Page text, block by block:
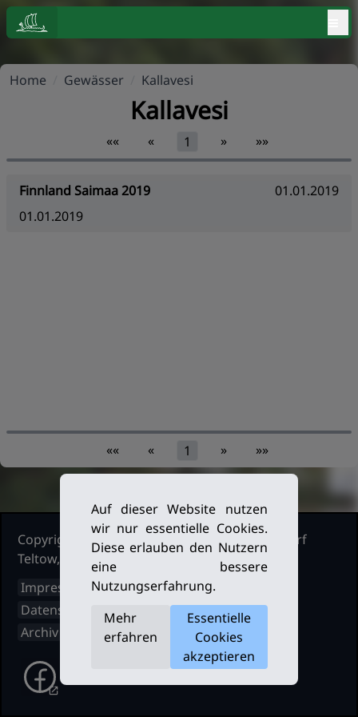
Home Gewässer Kallavesi
Kallavesi
«« « 1 » »»
Finnland Saimaa 2019
01.01.2019
01.01.2019
«« « 1 » »»
Copyright Ruderclub Kleinmachnow Stahnsdorf
Teltow, 2026. Alle Rechte vorbehalten.
Impressum
Datenschutz
Archiv
Auf dieser Website nutzen
wir nur essentielle Cookies.
Diese erlauben den Nutzern
eine bessere
Nutzungserfahrung.
Mehr
erfahren
Essentielle
Cookies
akzeptieren